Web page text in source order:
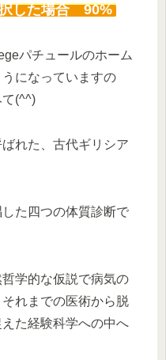
した場合 90%
パチュールのホーム
になっていますの
て(^^)
れた、古代ギリシア
た四つの体質診断で
学的な仮説で病気の
れまでの医術から脱
た経験科学への中へ